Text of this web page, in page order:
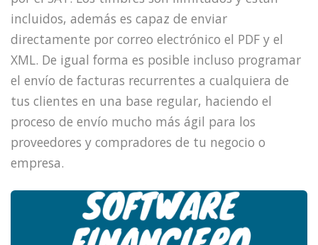
incluidos, además es capaz de enviar
directamente por correo electrónico el PDF y el
XML. De igual forma es posible incluso programar
el envío de facturas recurrentes a cualquiera de
tus clientes en una base regular, haciendo el
proceso de envío mucho más ágil para los
proveedores y compradores de tu negocio o
empresa.